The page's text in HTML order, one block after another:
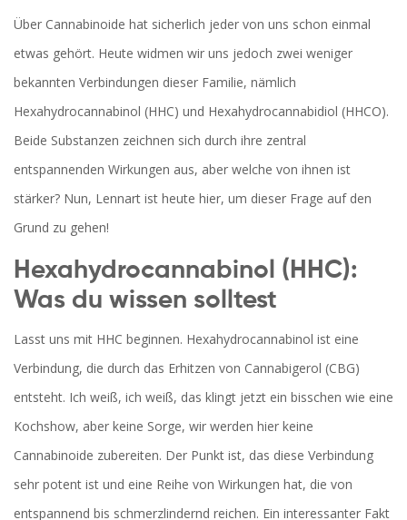
Über Cannabinoide hat sicherlich jeder von uns schon einmal
etwas gehört. Heute widmen wir uns jedoch zwei weniger
bekannten Verbindungen dieser Familie, nämlich
Hexahydrocannabinol (HHC) und Hexahydrocannabidiol (HHCO).
Beide Substanzen zeichnen sich durch ihre zentral
entspannenden Wirkungen aus, aber welche von ihnen ist
stärker? Nun, Lennart ist heute hier, um dieser Frage auf den
Grund zu gehen!
Hexahydrocannabinol (HHC):
Was du wissen solltest
Lasst uns mit HHC beginnen. Hexahydrocannabinol ist eine
Verbindung, die durch das Erhitzen von Cannabigerol (CBG)
entsteht. Ich weiß, ich weiß, das klingt jetzt ein bisschen wie eine
Kochshow, aber keine Sorge, wir werden hier keine
Cannabinoide zubereiten. Der Punkt ist, das diese Verbindung
sehr potent ist und eine Reihe von Wirkungen hat, die von
entspannend bis schmerzlindernd reichen. Ein interessanter Fakt